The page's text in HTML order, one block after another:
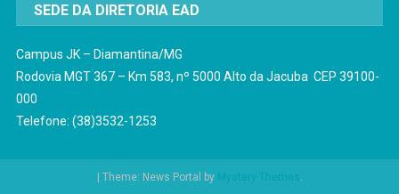
SEDE DA DIRETORIA EAD
Campus JK – Diamantina/MG
Rodovia MGT 367 – Km 583, nº 5000 Alto da Jacuba CEP 39100-
000
Telefone: (38)3532-1253
| Theme: News Portal by Mystery Themes